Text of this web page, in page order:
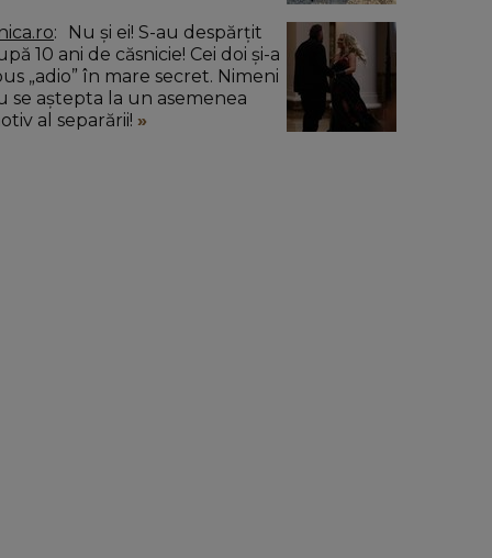
10 ani de căsnicie! Cei doi și-a
„adio” în mare secret. Nimeni
se aștepta la un asemenea
al separării!